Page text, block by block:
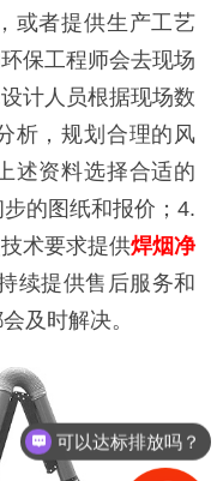
或者提供生产工艺
保工程师会去现场
计人员根据现场数
析，规划合理的风
述资料选择合适的
的图纸和报价；4.
术要求提供焊烟净
续提供售后服务和
及时解决。
可以达标排放吗？